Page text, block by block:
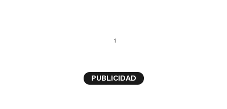
1
PUBLICIDAD